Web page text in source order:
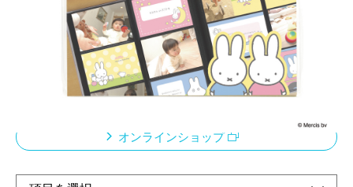
るデザインカードのセットです。
メーカー希望小売価格：
+ 税
デザインカード13柄×各2枚入り！
オンラインショップ